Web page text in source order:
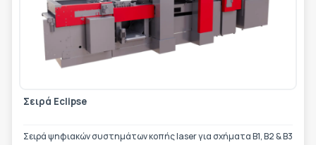
Σειρά Eclipse
Σειρά ψηφιακών συστημάτων κοπής laser για σχήματα Β1, Β2 & Β3